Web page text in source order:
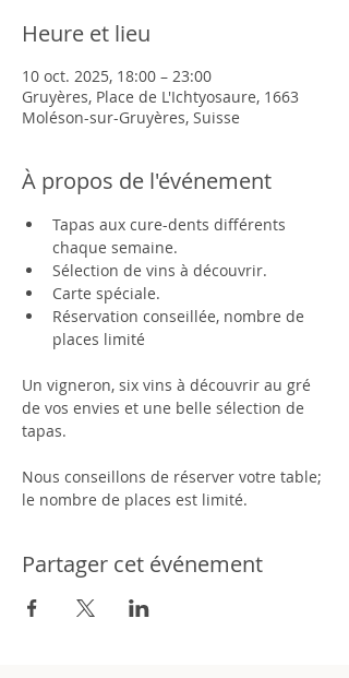
Heure et lieu
10 oct. 2025, 18:00 – 23:00
Gruyères, Place de L'Ichtyosaure, 1663
Moléson-sur-Gruyères, Suisse
À propos de l'événement
Tapas aux cure-dents différents
chaque semaine.
Sélection de vins à découvrir.
Carte spéciale.
Réservation conseillée, nombre de
places limité
Un vigneron, six vins à découvrir au gré
de vos envies et une belle sélection de
tapas.
Nous conseillons de réserver votre table;
le nombre de places est limité.
Partager cet événement